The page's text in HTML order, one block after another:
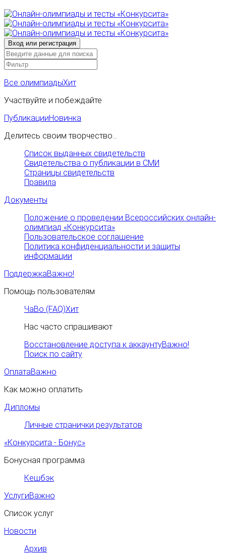
Все олимпиадыХит
Участвуйте и побеждайте
ПубликацииНовинка
Делитесь своим творчество...
Список выданных свидетельств
Свидетельства о публикации в СМИ
Страницы свидетельств
Правила
Документы
Положение о проведении Всероссийских онлайн-
олимпиад «Конкурсита»
Пользовательское соглашение
Политика конфиденциальности и защиты
информации
ПоддержкаВажно!
Помощь пользователям
ЧаВо (FAQ)Хит
Нас часто спрашивают
Восстановление доступа к аккаунтуВажно!
Поиск по сайту
ОплатаВажно
Как можно оплатить
Дипломы
Личные странички результатов
«Конкурсита - Бонус»
Бонусная программа
Кешбэк
УслугиВажно
Список услуг
Новости
Архив